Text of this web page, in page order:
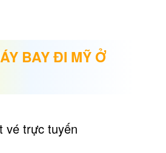
BAY ĐI MỸ Ở
vé trực tuyến